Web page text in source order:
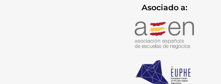
Asociado a: